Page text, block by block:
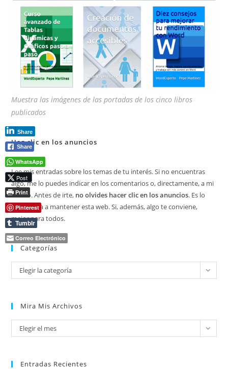
Muestra las imágenes de las portadas de los cinco libros
publicados
Haz clic en los anuncios
Lee mis entradas sobre los temas de tu interés. Si no encuentras
algo, me lo puedes indicar en los comentarios o, directamente, a mi
correo. Antes de irte, no olvides hacer clic en los anuncios. Es lo
que ayuda a mantener esta web. Si, además, algo te conviene,
mejor para todos.
Categorías
Categorías
Elegir la categoría
Mira Mis Archivos
Mira
mis
Elegir el mes
Entradas Recientes
Share
Share
WhatsApp
Post
Print
Pinterest
Tumblr
Correo Electrónico